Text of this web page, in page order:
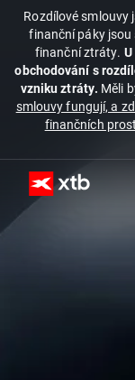
Rozdílové smlouvy
finanční páky jsou
finanční ztráty.
obchodování s
vzniku ztráty. Měli
smlouvy fungují, a
finančních